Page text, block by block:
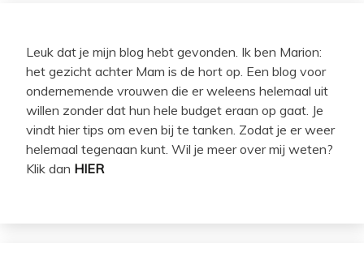
Leuk dat je mijn blog hebt gevonden. Ik ben Marion:
het gezicht achter Mam is de hort op. Een blog voor
ondernemende vrouwen die er weleens helemaal uit
willen zonder dat hun hele budget eraan op gaat. Je
vindt hier tips om even bij te tanken. Zodat je er weer
helemaal tegenaan kunt. Wil je meer over mij weten?
Klik dan HIER